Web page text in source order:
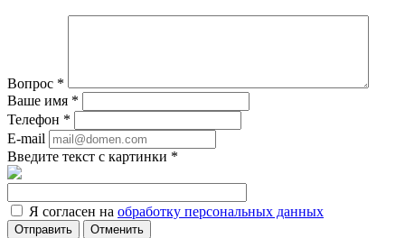
Вопрос *
Ваше имя *
Телефон *
E-mail
Введите текст с картинки *
Я согласен на обработку персональных данных
Отменить